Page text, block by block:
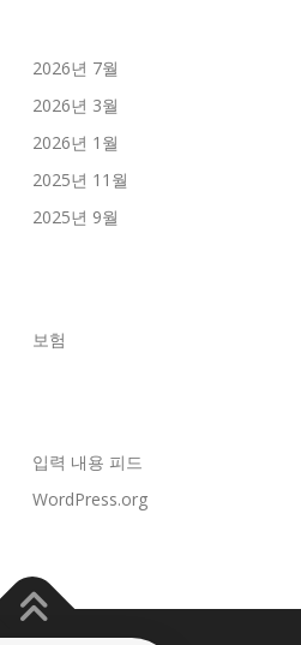
2026년 7월
2026년 3월
2026년 1월
2025년 11월
2025년 9월
보험
입력 내용 피드
WordPress.org